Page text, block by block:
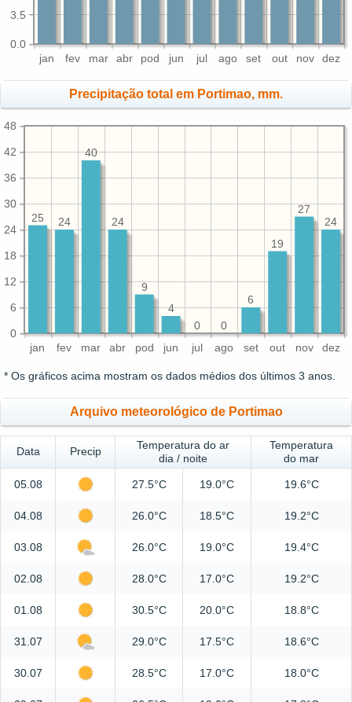
jan fev mar abr pod jun jul ago set out nov dez
0.0
3.5
Precipitação total em Portimao, mm.
jan fev mar abr pod jun jul ago set out nov dez
0
6
12
18
24
30
36
42
48
24
27
19
6
0
0
4
9
24
40
24
25
* Os gráficos acima mostram os dados médios dos últimos 3 anos.
Arquivo meteorológico de Portimao
Data Precip
Temperatura do ar
dia / noite
Temperatura
do mar
05.08 27.5°C 19.0°C 19.6°C
04.08 26.0°C 18.5°C 19.2°C
03.08 26.0°C 19.0°C 19.4°C
02.08 28.0°C 17.0°C 19.2°C
01.08 30.5°C 20.0°C 18.8°C
31.07 29.0°C 17.5°C 18.6°C
30.07 28.5°C 17.0°C 18.0°C